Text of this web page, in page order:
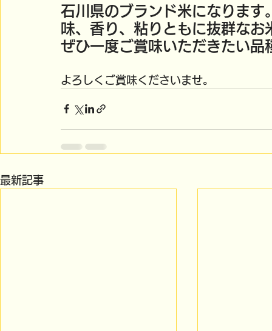
石川県のブランド米になります
味、香り、粘りともに抜群なお
ぜひ一度ご賞味いただきたい品
よろしくご賞味くださいませ。
最新記事